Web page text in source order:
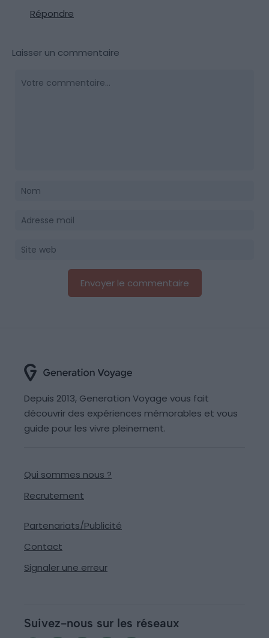
Répondre
Laisser un commentaire
Depuis 2013, Generation Voyage vous fait
découvrir des expériences mémorables et vous
guide pour les vivre pleinement.
Qui sommes nous ?
Recrutement
Partenariats/Publicité
Contact
Signaler une erreur
Suivez-nous sur les réseaux